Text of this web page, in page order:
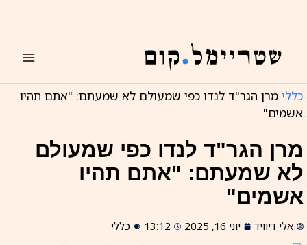
כללי מרן הגר"ד לנדו כפי שמעולם לא שמעתם: "אתם תהיו
אשמים"
מרן הגר"ד לנדו כפי שמעולם
לא שמעתם: "אתם תהיו
אשמים"
אלי דיוויד יוני 16, 2025 13:12 כללי